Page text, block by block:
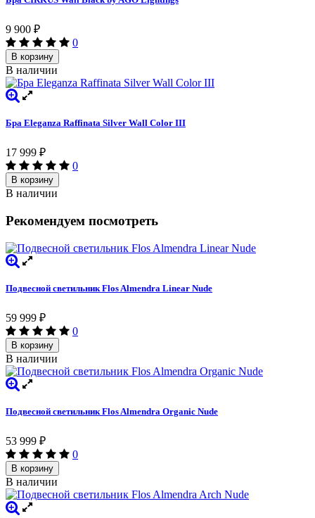
9 900 ₽
0
В корзину
В наличии
Бра Eleganza Raffinata Silver Wall Сolor III
17 999 ₽
0
В корзину
В наличии
Рекомендуем посмотреть
Подвесной светильник Flos Almendra Linear Nude
59 999 ₽
0
В корзину
В наличии
Подвесной светильник Flos Almendra Organic Nude
53 999 ₽
0
В корзину
В наличии